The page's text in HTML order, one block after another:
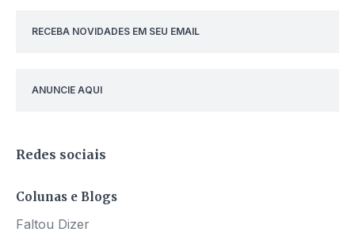
RECEBA NOVIDADES EM SEU EMAIL
ANUNCIE AQUI
Redes sociais
Colunas e Blogs
Faltou Dizer